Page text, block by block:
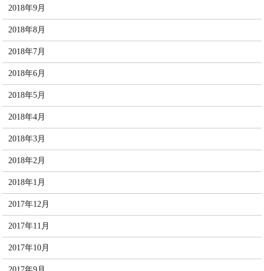
2018年9月
2018年8月
2018年7月
2018年6月
2018年5月
2018年4月
2018年3月
2018年2月
2018年1月
2017年12月
2017年11月
2017年10月